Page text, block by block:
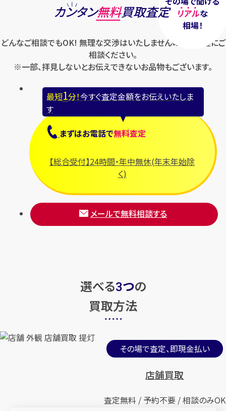
リアルな
相場！
カンタン無料買取査定
どんなご相談でもOK! 無理な交渉はいたしませんのでお気軽にご
相談ください。
※一部、拝見しないとお伝えできないお品物もございます。
最短1分！今すぐ査定金額をお伝えいたしま
す
まずはお電話で無料査定
【総合受付】24時間・年中無休(年末年始除
く)
メールで無料相談する
選べる3つの
買取方法
その場で査定、即現金払い
店舗買取
査定無料 / 予約不要 / 相談のみOK